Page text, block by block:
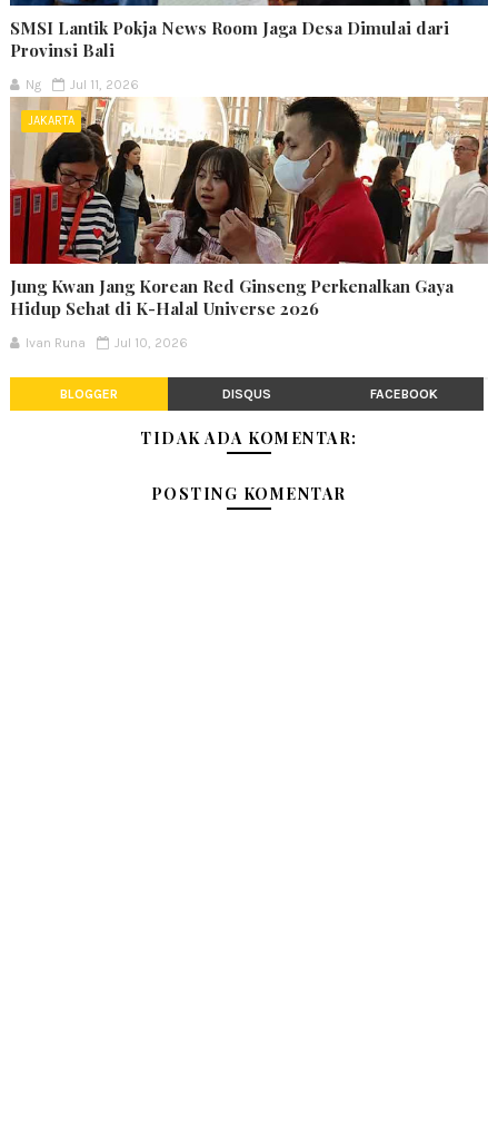
SMSI Lantik Pokja News Room Jaga Desa Dimulai dari
Provinsi Bali
Ng Jul 11, 2026
JAKARTA
Jung Kwan Jang Korean Red Ginseng Perkenalkan Gaya
Hidup Sehat di K-Halal Universe 2026
Ivan Runa Jul 10, 2026
BLOGGER DISQUS FACEBOOK
TIDAK ADA KOMENTAR:
POSTING KOMENTAR